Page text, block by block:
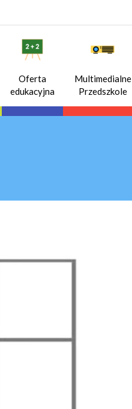
Oferta
edukacyjna
Multimedialne
Przedszkole